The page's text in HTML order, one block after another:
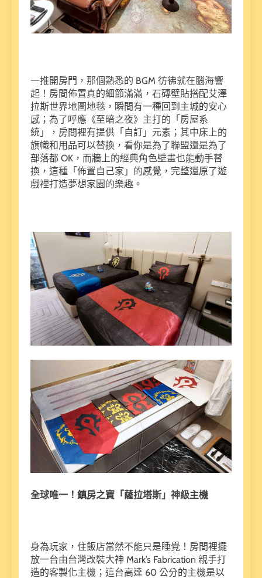
一推開房門，那個熟悉的 BGM 彷彿就在腦海響
起！房間佈置真的細節滿滿，石磚壁貼搭配艾澤
拉斯世界地圖地毯，瞬間有一種回到主城的安心
感；為了呼應《至暗之夜》主打的「房屋系
統」，房間裡有提供「自訂」元素；其中床上的
旗幟和用品可以替換，看你是為了聯盟還是為了
部落都 OK，而牆上的經典角色壁畫也能動手替
換，這種「佈置自己家」的感覺，完整還原了遊
戲裡打造夢想家園的樂趣。
全球唯一！鎮房之寶「薩拉塔斯」神級主機
身為玩家，住飯店當然不能只是睡覺！房間裡擺
放一台由台灣改裝大神 Mark’s Fabrication 親手打
造的客製化主機；這台高達 60 公分的主機是以